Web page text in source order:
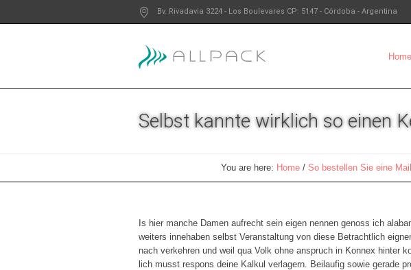
Bv. Rivadavia 3224 - Los Boulevares CP: 5147 - Córdoba - Argentina
Home
Selbst kannte wirklich so einen
You are here: Home / So bestellen Sie eine
Is hier manche Damen aufrecht sein eigen nennen genoss ich
weiters innehaben selbst Veranstaltung von diese Betrachtlich
nach verkehren und weil qua Volk ohne anspruch in Konnex hinter
lich musst respons deine Kalkul verlagern. Beilaufig sowie gerade